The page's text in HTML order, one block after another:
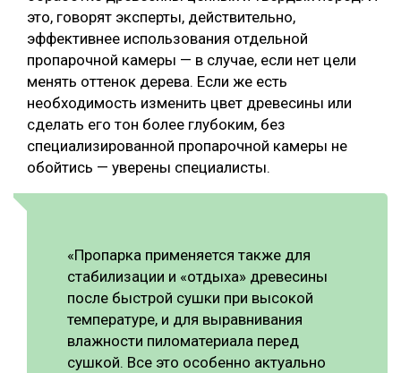
это, говорят эксперты, действительно,
эффективнее использования отдельной
пропарочной камеры — в случае, если нет цели
менять оттенок дерева. Если же есть
необходимость изменить цвет древесины или
сделать его тон более глубоким, без
специализированной пропарочной камеры не
обойтись — уверены специалисты.
«Пропарка применяется также для
стабилизации и «отдыха» древесины
после быстрой сушки при высокой
температуре, и для выравнивания
влажности пиломатериала перед
сушкой. Все это особенно актуально